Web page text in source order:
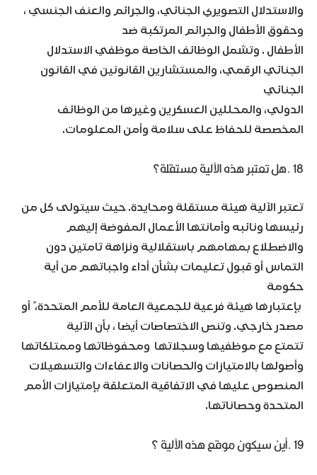
والاستدلال التصويري الجنائي، والجرائم والعنف الجنسي ،
وحقوق الأطفال والجرائم المرتكبة ضد
الأطفال . وتشمل الوظائف الخاصة موظفي الاستدلال
الجنائي الرقمي، والمستشارين القانونين في القانون
الجنائي
الدولي، والمحللين العسكرين وغيرها من الوظائف
المخصصة للحفاظ على سلامة وأمن المعلومات.
18 .هل تعتبر هذه الآلية مستقلة؟
تعتبر الآلية هيئة مستقلة ومحايدة. حيث سيتولى كل من
رئيسها ونائبه وأمانتها الأعمال المفوضة إليهم
والاضطلاع بمهامهم باستقلالية ونزاهة تامتين دون
التماس أو قبول تعليمات بشأن أداء واجباتهم من أية
حكومة
بإعتبارها هيئة فرعية للجمعية العامة للأمم المتحدة، ً أو
مصدر خارجي. وتنص الاختصاصات أيضا ، بأن الآلية
تتمتع مع موظفيها وسجلاتها ومحفوظاتها وممتلكاتها
وأصولها بالامتيازات والحصانات والاعفاءات والتسهيلات
المنصوص عليها في الاتفاقية المتعلقة بإمتيازات الأمم
المتحدة وحصاناتها.
19 .أين سيكون موقع هذه الآلية ؟